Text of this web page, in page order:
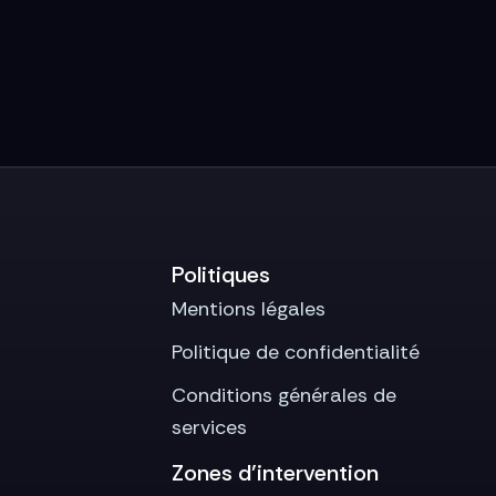
Politiques
Mentions légales
Politique de confidentialité
Conditions générales de
services
Zones d’intervention